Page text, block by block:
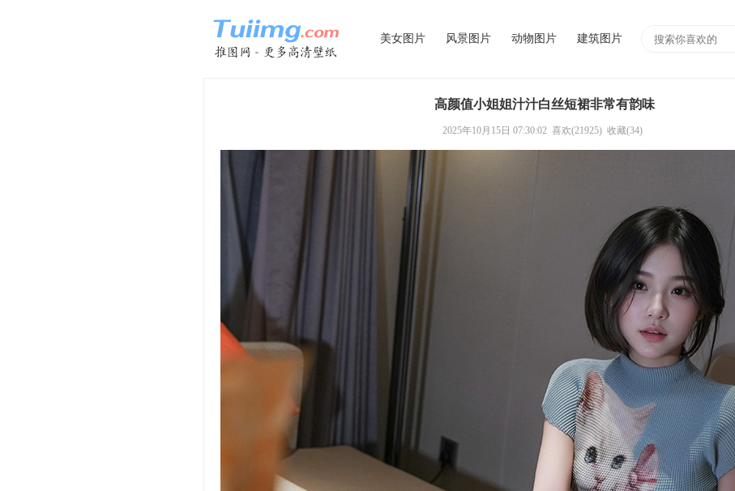
美女图片 风景图片 动物图片 建筑图片
高颜值小姐姐汁汁白丝短裙非常有韵味
2025年10月15日 07:30:02 喜欢(21925) 收藏(34)